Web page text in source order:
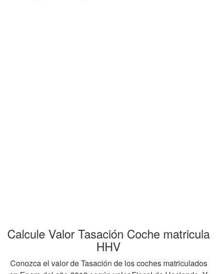
Calcule Valor Tasación Coche matricula
HHV
Conozca el valor de Tasación de los coches matriculados